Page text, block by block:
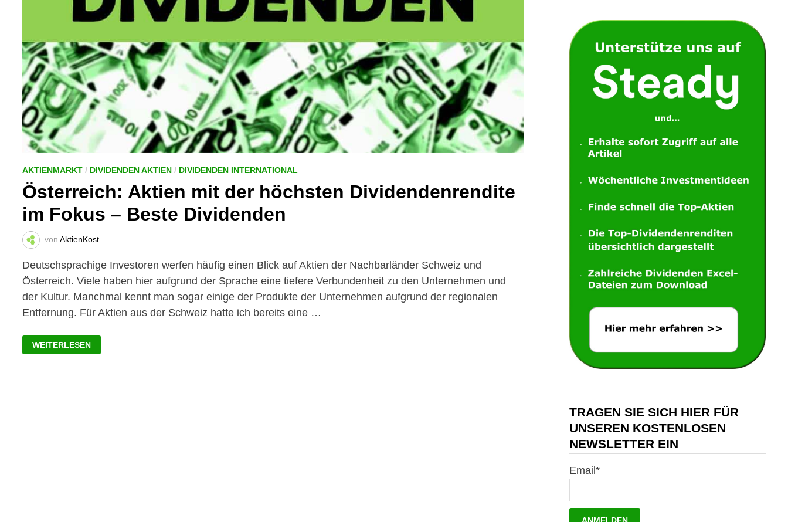
AKTIENMARKT / DIVIDENDEN AKTIEN / DIVIDENDEN INTERNATIONAL
Österreich: Aktien mit der höchsten Dividendenrendite
im Fokus – Beste Dividenden
vonAktienKost
Deutschsprachige Investoren werfen häufig einen Blick auf Aktien der Nachbarländer Schweiz und
Österreich. Viele haben hier aufgrund der Sprache eine tiefere Verbundenheit zu den Unternehmen und
der Kultur. Manchmal kennt man sogar einige der Produkte der Unternehmen aufgrund der regionalen
Entfernung. Für Aktien aus der Schweiz hatte ich bereits eine …
ÖSTERREICH:
AKTIEN
MIT
WEITERLESEN
TRAGEN SIE SICH HIER FÜR
UNSEREN KOSTENLOSEN
NEWSLETTER EIN
Email*